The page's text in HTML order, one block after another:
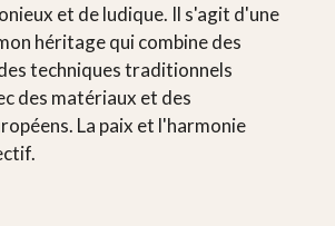
et de ludique. Il s'agit d'une
héritage qui combine des
techniques traditionnels
des matériaux et des
La paix et l'harmonie